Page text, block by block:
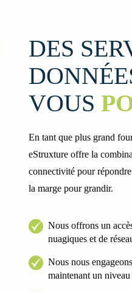
DES
VOUS
En tant que plus grand
eStruxture offre la
connectivité pour
la marge pour grandir.
Nous offrons un
nuagiques et de
Nous nous
maintenant un